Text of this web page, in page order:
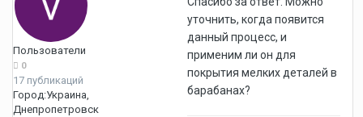
Пользователи
0
17 публикаций
Город:Украина,
Днепропетровск
уточнить, когда появится
данный процесс, и
применим ли он для
покрытия мелких деталей в
барабанах?